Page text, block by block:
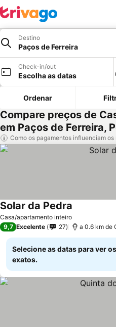
Destino
Paços de Ferreira
Check-in/out
Escolha as datas
Ordenar
Compare preços de
em Paços de Ferreira,
Como os pagamentos influenciam os
Casa/apartamento inteiro
Solar da Pedra
9,7 Excelente 27 a 0.6 km de
Selecione as datas para ver
exatos.